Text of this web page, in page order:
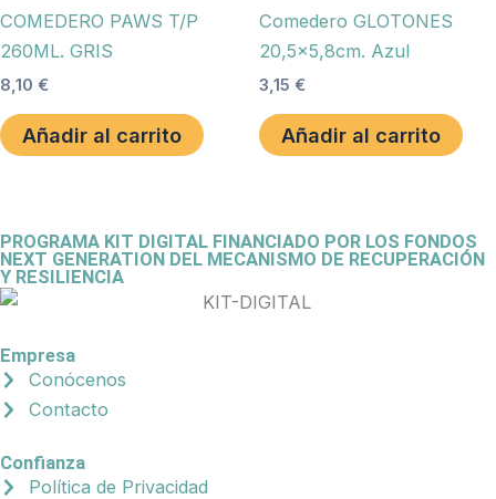
COMEDERO PAWS T/P
260ML. GRIS
8,10 €
Añadir al carrito
Comedero GLOTONES
20,5×5,8cm. Azul
3,15 €
Añadir al carrito
PROGRAMA KIT DIGITAL FINANCIADO POR LOS FONDOS
NEXT GENERATION DEL MECANISMO DE RECUPERACIÓN
Y RESILIENCIA
Empresa
Conócenos
Contacto
Confianza
Política de Privacidad